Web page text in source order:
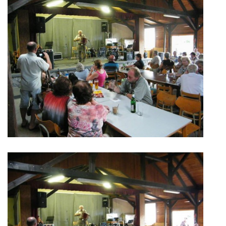
ON-LINE KATALOG
WEBOVÁ KAMERA
VIDEA Z DRONU
STREET ART
"KNIHOBUDKY"
ČASOSBĚRY - CHRÁŠŤANY
PROJEKT FLYNN "KNIHOVNA" CARSEN
E-KNIHY DO KAŽDÉ KNIHOVNY